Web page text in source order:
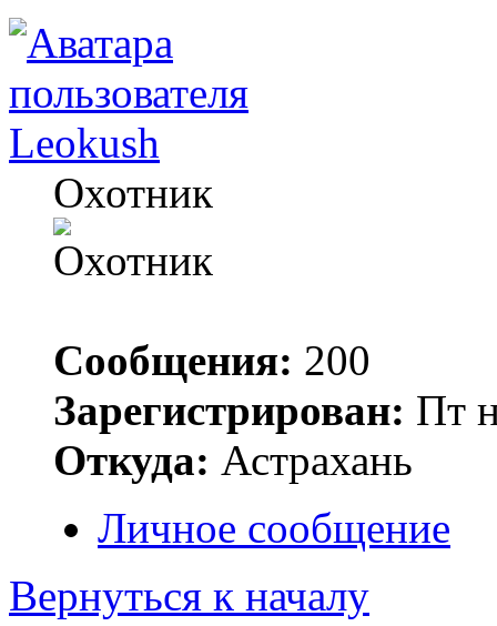
Leokush
Охотник
Сообщения: 200
Зарегистрирован: Пт
Откуда: Астрахань
Личное сообщение
Вернуться к началу